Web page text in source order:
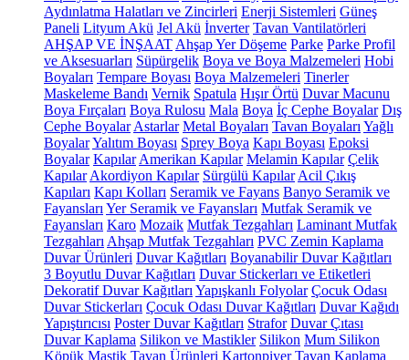
Aydınlatma Halatları ve Zincirleri Enerji Sistemleri Güneş
Paneli Lityum Akü Jel Akü İnverter Tavan Vantilatörleri
AHŞAP VE İNŞAAT Ahşap Yer Döşeme Parke Parke Profil
ve Aksesuarları Süpürgelik Boya ve Boya Malzemeleri Hobi
Boyaları Tempare Boyası Boya Malzemeleri Tinerler
Maskeleme Bandı Vernik Spatula Hışır Örtü Duvar Macunu
Boya Fırçaları Boya Rulosu Mala Boya İç Cephe Boyalar Dış
Cephe Boyalar Astarlar Metal Boyaları Tavan Boyaları Yağlı
BoyalarYalıtım Boyası Sprey Boya Kapı Boyası Epoksi
Boyalar Kapılar Amerikan Kapılar Melamin Kapılar Çelik
Kapılar Akordiyon Kapılar Sürgülü Kapılar Acil Çıkış
Kapıları Kapı Kolları Seramik ve Fayans Banyo Seramik ve
Fayansları Yer Seramik ve Fayansları Mutfak Seramik ve
Fayansları Karo Mozaik Mutfak Tezgahları Laminant Mutfak
Tezgahları Ahşap Mutfak Tezgahları PVC Zemin Kaplama
Duvar Ürünleri Duvar Kağıtları Boyanabilir Duvar Kağıtları
3 Boyutlu Duvar Kağıtları Duvar Stickerları ve Etiketleri
Dekoratif Duvar Kağıtları Yapışkanlı Folyolar Çocuk Odası
Duvar Stickerları Çocuk Odası Duvar Kağıtları Duvar Kağıdı
Yapıştırıcısı Poster Duvar Kağıtları Strafor Duvar Çıtası
Duvar Kaplama Silikon ve Mastikler Silikon Mum Silikon
Köpük Mastik Tavan Ürünleri Kartonpiyer Tavan Kaplama